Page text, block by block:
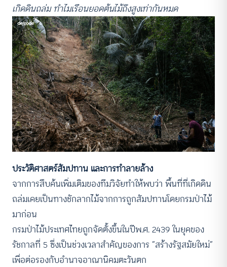
เกิดดินถล่ม ทําไมเรือนยอดต้นไม้ถึงสูงเท่ากันหมด
ประวัติศาสตร์สัมปทาน และการทำลายล้าง
จากการสืบค้นเพิ่มเติมของทีมวิจัยทำให้พบว่า พื้นที่ที่เกิดดิน
ถล่มเคยเป็นทางชักลากไม้จากการถูกสัมปทานโดยกรมป่าไม้
มาก่อน
กรมป่าไม้ประเทศไทยถูกจัดตั้งขึ้นในปีพ.ศ. 2439 ในยุคของ
รัชกาลที่ 5 ซึ่งเป็นช่วงเวลาสำคัญของการ “สร้างรัฐสมัยใหม่”
เพื่อต่อรองกับอำนาจอาณานิคมตะวันตก